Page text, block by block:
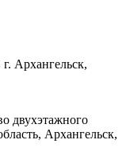
Архангельск,
двухэтажного
Архангельск,